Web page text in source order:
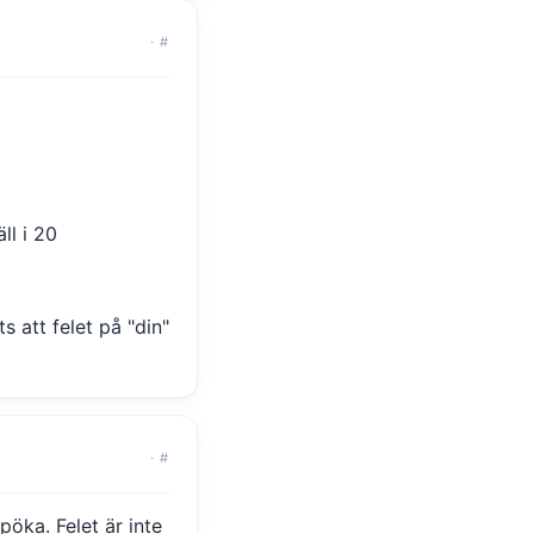
· #
i 20
att felet på "din"
· #
Felet är inte